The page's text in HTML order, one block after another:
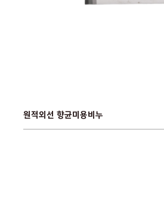
원적외선 향균미용비누